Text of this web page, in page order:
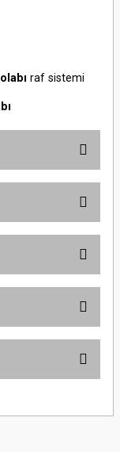
raf sistemi
tarafımıza